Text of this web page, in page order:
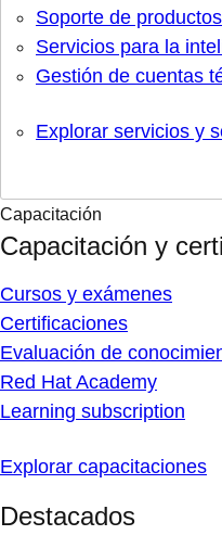
Soporte de productos
Servicios para la
Gestión de cuentas
Explorar servicios y
Capacitación
Capacitación y
Cursos y exámenes
Certificaciones
Evaluación de
Red Hat Academy
Learning subscription
Explorar capacitaciones
Destacados